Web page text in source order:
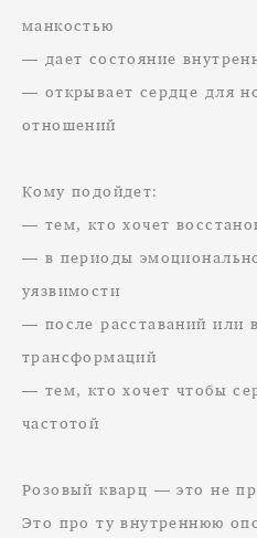
манкостью
— дает состояние
— открывает сердце для
отношений
Кому подойдет:
— тем, кто хочет
— в периоды
уязвимости
— после расставаний или
трансформаций
— тем, кто хочет чтобы
частотой
Розовый кварц — это не
Это про ту внутреннюю